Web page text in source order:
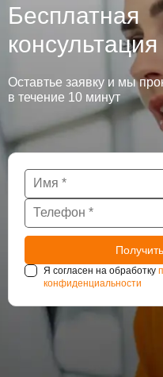
Бесплатная
консультация
Оставтье заявку и мы
в течение 10 минут
Я согласен на обработку
конфиденциальности